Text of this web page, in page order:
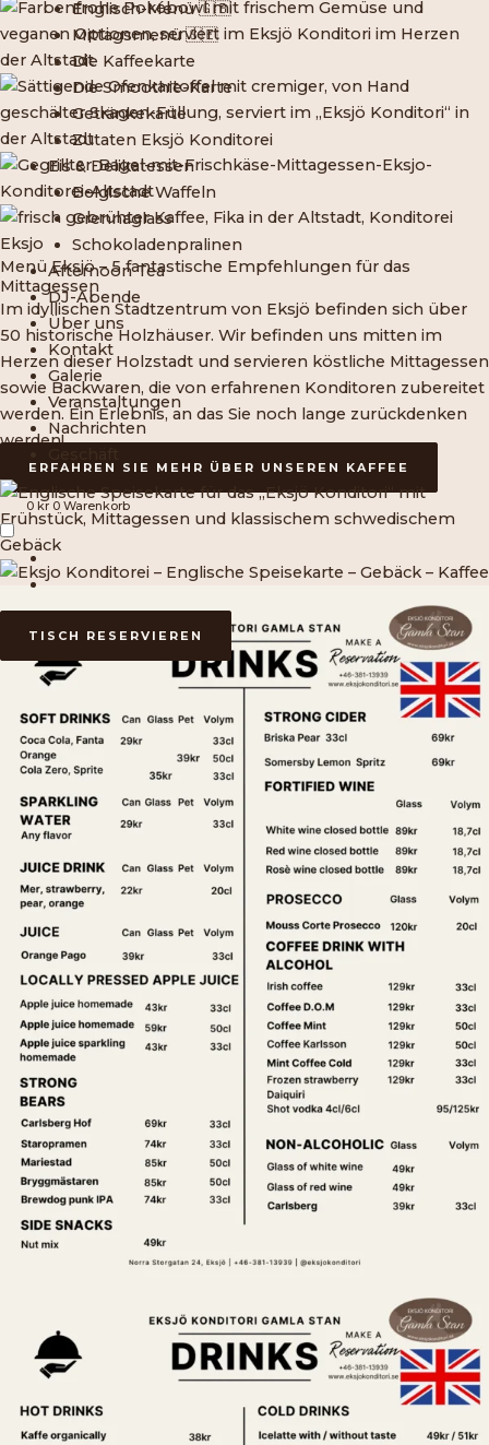
Englisch-Menü 🇬🇧
Mittagsmenü 🇸🇪
Die Kaffeekarte
Die Smoothie-Karte
Getränkekarte
Zutaten Eksjö Konditorei
Eis & Delikatessen
Belgische Waffeln
Grennaglass
Schokoladenpralinen
Afternoon Tea
DJ-Abende
Über uns
Kontakt
Galerie
Veranstaltungen
Nachrichten
0 kr 0 Warenkorb
TISCH RESERVIEREN
Menü Eksjö – 5 fantastische Empfehlungen für das
Mittagessen
Im idyllischen Stadtzentrum von Eksjö befinden sich über
50 historische Holzhäuser. Wir befinden uns mitten im
Herzen dieser Holzstadt und servieren köstliche Mittagessen
sowie Backwaren, die von erfahrenen Konditoren zubereitet
werden. Ein Erlebnis, an das Sie noch lange zurückdenken
werden!
ERFAHREN SIE MEHR ÜBER UNSEREN KAFFEE